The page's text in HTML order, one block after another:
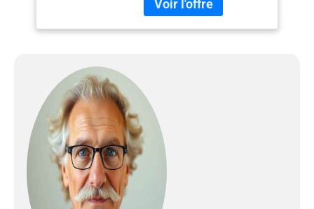
n’importe quel
qui leur est propre et
s’adapte facilement dans
un coin de 104 x 61 cm, une
véritable solution gain de
place [Sauter, observer, faire
plusieurs niveaux facilite
l’escalade, avec une